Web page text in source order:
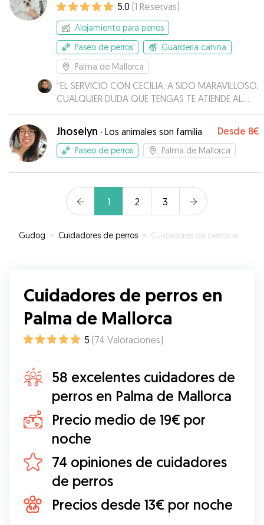
5.0 (1 Reservas)
Alojamiento para perros
Paseo de perros
Guardería canina
Palma de Mallorca
“EL SERVICIO CON CECILIA, A SIDO MARAVILLOSO,
CUALQUIER DUDA QUE TENGAS TE ATIENDE AL
MOMENTO Y TE LO EXPLICA MUY BIEN, TIENE
MUCHISIMO ESPACIO LIBRE PARA QUE PUEDA
JUGAR Y CORRER EL PERRO. ADEMÁS POR FALLO
MÍO ME ORGANICE MAL DE FECHAS Y SE ADAPTO
RECOMIENDO ENCARECIDAMENTE, SOBRE TODO
PARA PERROS QUE TENGAN UNA ACTIVIDAD
ENERGÉTICA MEDIA Y ALTA. A PARTE TE REPORTA
EL ESTADO TODOS LOS DÍAS DEL PERRO, CON
BUENA PROFESIONAL Y EDUCADA.”
Jhoselyn · Los animales son familia Desde 8€
Paseo de perros Palma de Mallorca
1 2 3
Gudog » Cuidadores de perros » Cuidadores de perros en Palma de Mallorca
Cuidadores de perros en
Palma de Mallorca
5 (74 Valoraciones)
58 excelentes cuidadores de
perros en Palma de Mallorca
Precio medio de 19€ por
noche
74 opiniones de cuidadores
de perros
Precios desde 13€ por noche